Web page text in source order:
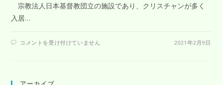
宗教法人日本基督教団立の施設であり、クリスチャンが多く
入居…
コメントを受け付けていません 2021年2月9日